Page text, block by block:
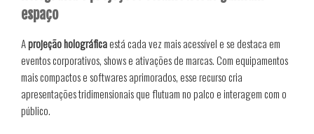
espaço
Aprojeção holográficaestá cada vez mais acessível e se destaca em
eventos corporativos, shows e ativações de marcas. Com equipamentos
mais compactos e softwares aprimorados, esse recurso cria
apresentações tridimensionais que flutuam no palco e interagem com o
público.